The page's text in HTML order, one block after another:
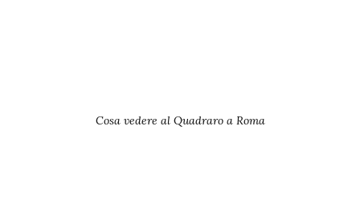
Cosa vedere al Quadraro a Roma